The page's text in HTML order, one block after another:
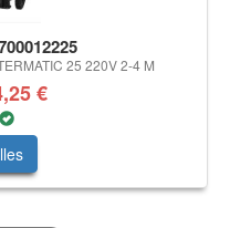
25 220V 2-4 M
€